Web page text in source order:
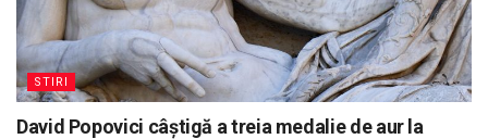
STIRI
David Popovici câștigă a treia medalie de aur la